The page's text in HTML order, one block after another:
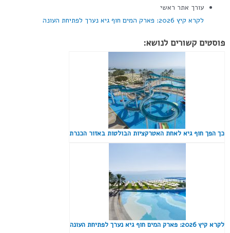
עורך אתר ראשי
לקרא קיץ 2026: פארק המים חוף גיא נערך לפתיחת העונה
פוסטים קשורים לנושא:
כך הפך חוף גיא לאחת האטרקציות הבולטות באזור הכנרת
לקרא קיץ 2026: פארק המים חוף גיא נערך לפתיחת העונה